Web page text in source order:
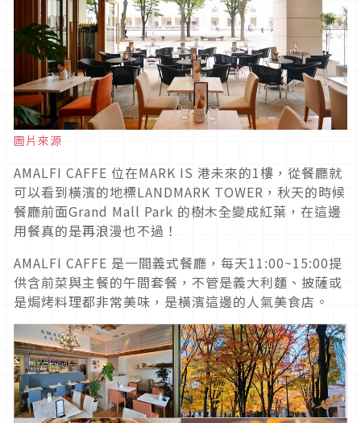
圖片來源
AMALFI CAFFE 位在MARK IS 港未來的1樓，從餐廳就
可以看到橫濱的地標LANDMARK TOWER，秋天的時候
餐廳前面Grand Mall Park 的樹木全變成紅葉，在這邊
用餐真的是再浪漫也不過！
AMALFI CAFFE 是一間義式餐廳，每天11:00~15:00提
供含前菜與主餐的午間套餐，不管是義大利麵、披薩或
是焗烤料理都非常美味，是橫濱這邊的人氣美食店。